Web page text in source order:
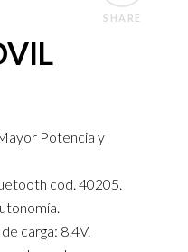
SHARE
Potencia y
cod. 40205.
carga: 8.4V.